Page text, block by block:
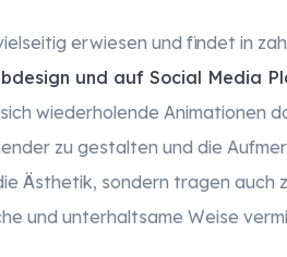
erwiesen und findet in
und auf Social Media
wiederholende Animationen
zu gestalten und die
Ästhetik, sondern tragen auch
und unterhaltsame Weise